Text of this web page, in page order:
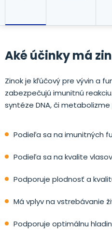
Aké účinky má
Zinok je kľúčový pre vývin a
zabezpečujú imunitnú
syntéze DNA, či
Podieľa sa na imunitných
Podieľa sa na kvalite
Podporuje plodnosť a
Má vplyv na vstrebávanie
Podporuje optimálnu